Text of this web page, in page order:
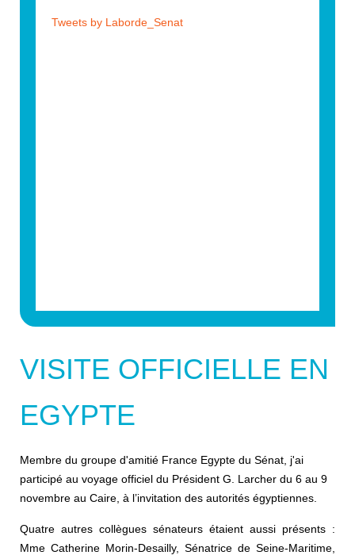
VISITE OFFICIELLE EN
EGYPTE
Membre du groupe d'amitié France Egypte du Sénat, j'ai
participé au voyage officiel du Président G. Larcher du 6 au 9
novembre au Caire, à l’invitation des autorités égyptiennes.
Quatre autres collègues sénateurs étaient aussi présents :
Mme Catherine Morin-Desailly, Sénatrice de Seine-Maritime,
Tweets by Laborde_Senat